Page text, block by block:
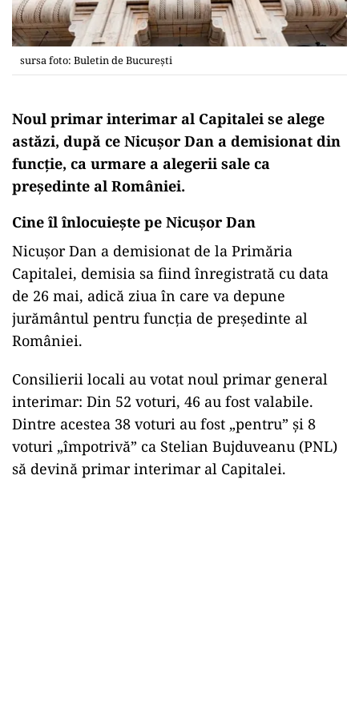
sursa foto: Buletin de București
Noul primar interimar al Capitalei se alege
astăzi, după ce Nicuşor Dan a demisionat din
funcţie, ca urmare a alegerii sale ca
preşedinte al României.
Cine îl înlocuieşte pe Nicuşor Dan
Nicuşor Dan a demisionat de la Primăria
Capitalei, demisia sa fiind înregistrată cu data
de 26 mai, adică ziua în care va depune
jurământul pentru funcţia de preşedinte al
României.
ad